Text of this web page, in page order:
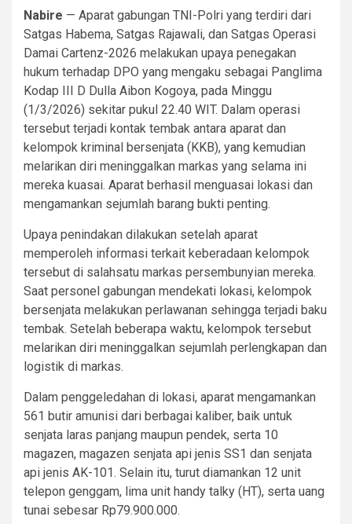
Nabire — Aparat gabungan TNI-Polri yang terdiri dari
Satgas Habema, Satgas Rajawali, dan Satgas Operasi
Damai Cartenz-2026 melakukan upaya penegakan
hukum terhadap DPO yang mengaku sebagai Panglima
Kodap III D Dulla Aibon Kogoya, pada Minggu
(1/3/2026) sekitar pukul 22.40 WIT. Dalam operasi
tersebut terjadi kontak tembak antara aparat dan
kelompok kriminal bersenjata (KKB), yang kemudian
melarikan diri meninggalkan markas yang selama ini
mereka kuasai. Aparat berhasil menguasai lokasi dan
mengamankan sejumlah barang bukti penting.
Upaya penindakan dilakukan setelah aparat
memperoleh informasi terkait keberadaan kelompok
tersebut di salahsatu markas persembunyian mereka.
Saat personel gabungan mendekati lokasi, kelompok
bersenjata melakukan perlawanan sehingga terjadi baku
tembak. Setelah beberapa waktu, kelompok tersebut
melarikan diri meninggalkan sejumlah perlengkapan dan
logistik di markas.
Dalam penggeledahan di lokasi, aparat mengamankan
561 butir amunisi dari berbagai kaliber, baik untuk
senjata laras panjang maupun pendek, serta 10
magazen, magazen senjata api jenis SS1 dan senjata
api jenis AK-101. Selain itu, turut diamankan 12 unit
telepon genggam, lima unit handy talky (HT), serta uang
tunai sebesar Rp79.900.000.